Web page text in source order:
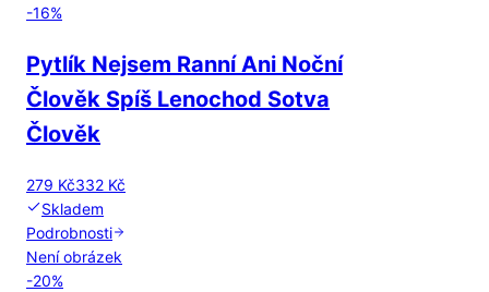
-16%
Pytlík Nejsem Ranní Ani Noční
Člověk Spíš Lenochod Sotva
Člověk
279 Kč332 Kč
Skladem
Podrobnosti
Není obrázek
-20%